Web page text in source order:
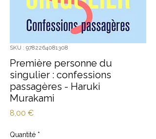
SKU : 9782264081308
Première personne du
singulier : confessions
passagères - Haruki
Murakami
8,00 €Prix
Quantité *